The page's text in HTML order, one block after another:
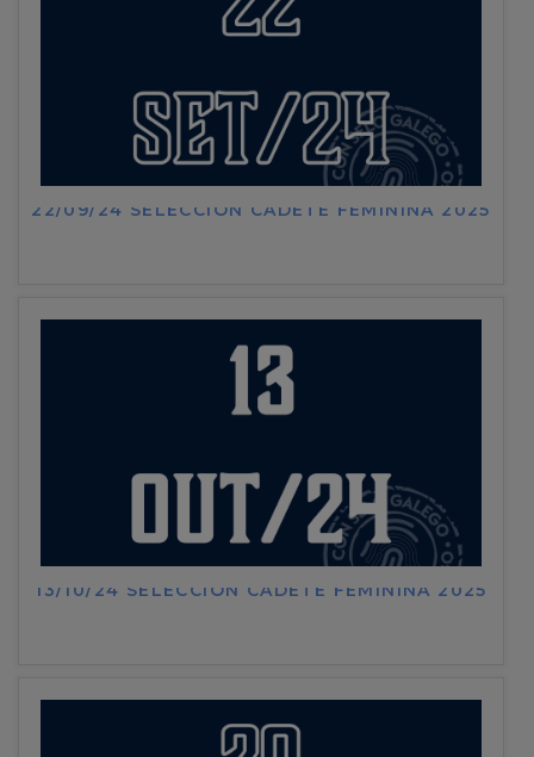
22/09/24 SELECCIÓN CADETE FEMININA 2025
13/10/24 SELECCIÓN CADETE FEMININA 2025